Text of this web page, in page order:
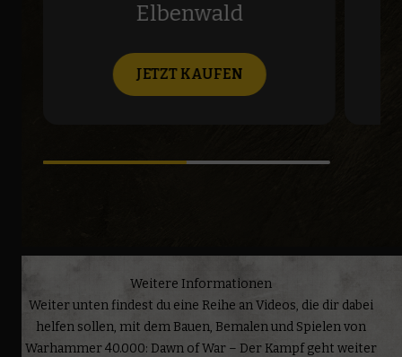
Elbenwald
JETZT KAUFEN
Weitere Informationen
Weiter unten findest du eine Reihe an Videos, die dir dabei
helfen sollen, mit dem Bauen, Bemalen und Spielen von
Warhammer 40.000: Dawn of War – Der Kampf geht weiter